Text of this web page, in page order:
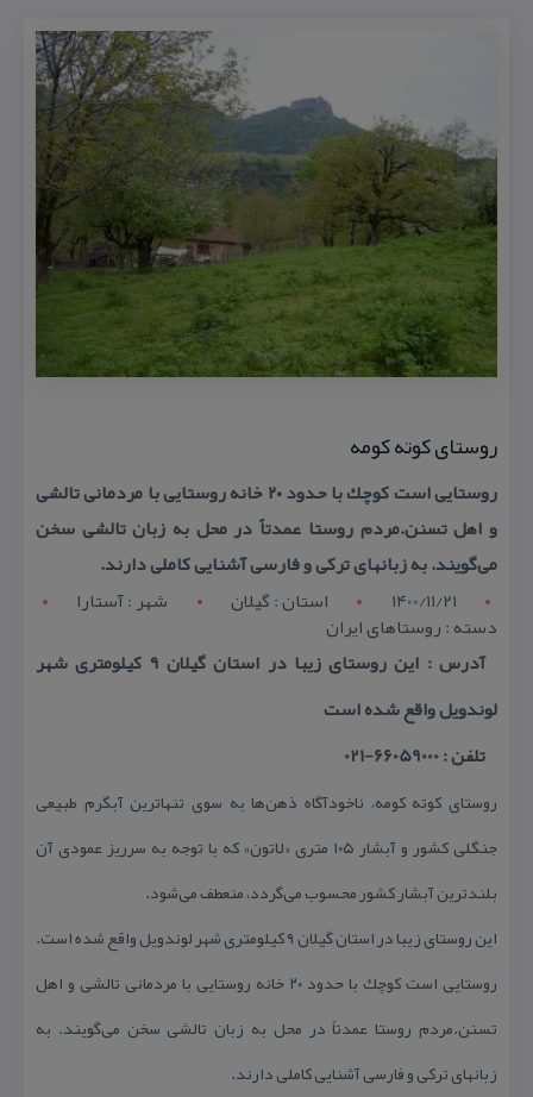
روستای كوته كومه
روستایی است كوچك با حدود ۲۰ خانه روستایی با مردمانی تالشی
و اهل تسنن.مردم روستا عمدتاً در محل به زبان تالشی سخن
می‌گویند. به زبانهای تركی و فارسی آشنایی كاملی دارند.
1400/11/21
استان : گيلان شهر : آستارا
دسته : روستاهای ایران
آدرس : این روستای زیبا در استان گیلان ۹ كیلومتری شهر
لوندویل واقع شده است
تلفن : 66059000-021
روستای كوته كومه، ناخودآگاه ذهن‌ها به سوی تنهاترین آبگرم طبیعی
جنگلی كشور و آبشار ۱۰۵ متری «لاتون» كه با توجه به سرریز عمودی آن
بلندترین آبشار كشور محسوب می‌گردد، منعطف می‌شود.
این روستای زیبا در استان گیلان ۹ كیلومتری شهر لوندویل واقع شده است.
روستایی است كوچك با حدود ۲۰ خانه روستایی با مردمانی تالشی و اهل
تسنن.مردم روستا عمدتاً در محل به زبان تالشی سخن می‌گویند. به
زبانهای تركی و فارسی آشنایی كاملی دارند.